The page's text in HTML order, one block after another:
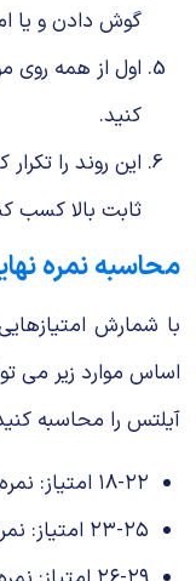
گوش دادن و یا
اول از همه روی
کنید.
این روند را
ثابت بالا کسب
محاسبه نمره
اساس موارد زیر می
آیلتس را محاسبه
۱۸-۲۲ امتیاز: نمره ۵٫۵
۲۳-۲۵ امتیاز: نمره ۶٫۰